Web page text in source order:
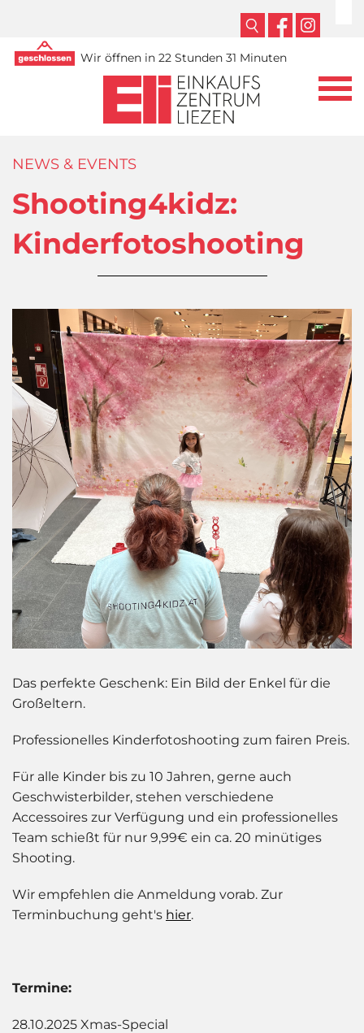
Wir öffnen in 22 Stunden 31 Minuten
NEWS & EVENTS
Shooting4kidz:
Kinderfotoshooting
Das perfekte Geschenk: Ein Bild der Enkel für die
Großeltern.
Professionelles Kinderfotoshooting zum fairen Preis.
Für alle Kinder bis zu 10 Jahren, gerne auch
Geschwisterbilder, stehen verschiedene
Accessoires zur Verfügung und ein professionelles
Team schießt für nur 9,99€ ein ca. 20 minütiges
Shooting.
Wir empfehlen die Anmeldung vorab. Zur
Terminbuchung geht's hier.
Termine:
28.10.2025 Xmas-Special